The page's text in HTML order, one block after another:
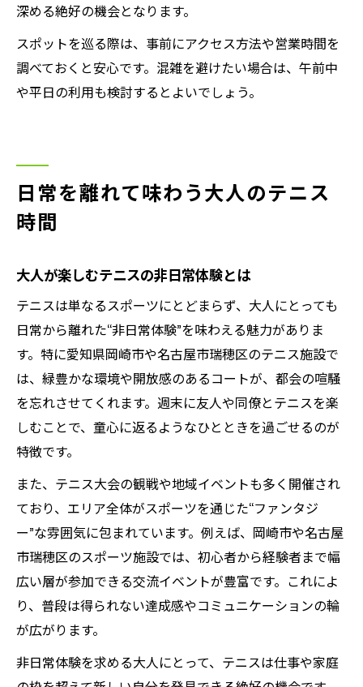
深める絶好の機会となります。
スポットを巡る際は、事前にアクセス方法や営業時間を
調べておくと安心です。混雑を避けたい場合は、午前中
や平日の利用も検討するとよいでしょう。
日常を離れて味わう大人のテニス
時間
大人が楽しむテニスの非日常体験とは
テニスは単なるスポーツにとどまらず、大人にとっても
日常から離れた“非日常体験”を味わえる魅力がありま
す。特に愛知県岡崎市や名古屋市瑞穂区のテニス施設で
は、緑豊かな環境や開放感のあるコートが、都会の喧騒
を忘れさせてくれます。週末に友人や同僚とテニスを楽
しむことで、童心に返るようなひとときを過ごせるのが
特徴です。
また、テニス大会の観戦や地域イベントも多く開催され
ており、エリア全体がスポーツを通じた“ファンタジ
ー”な雰囲気に包まれています。例えば、岡崎市や名古屋
市瑞穂区のスポーツ施設では、初心者から経験者まで幅
広い層が参加できる交流イベントが豊富です。これによ
り、普段は得られない達成感やコミュニケーションの輪
が広がります。
非日常体験を求める大人にとって、テニスは仕事や家庭